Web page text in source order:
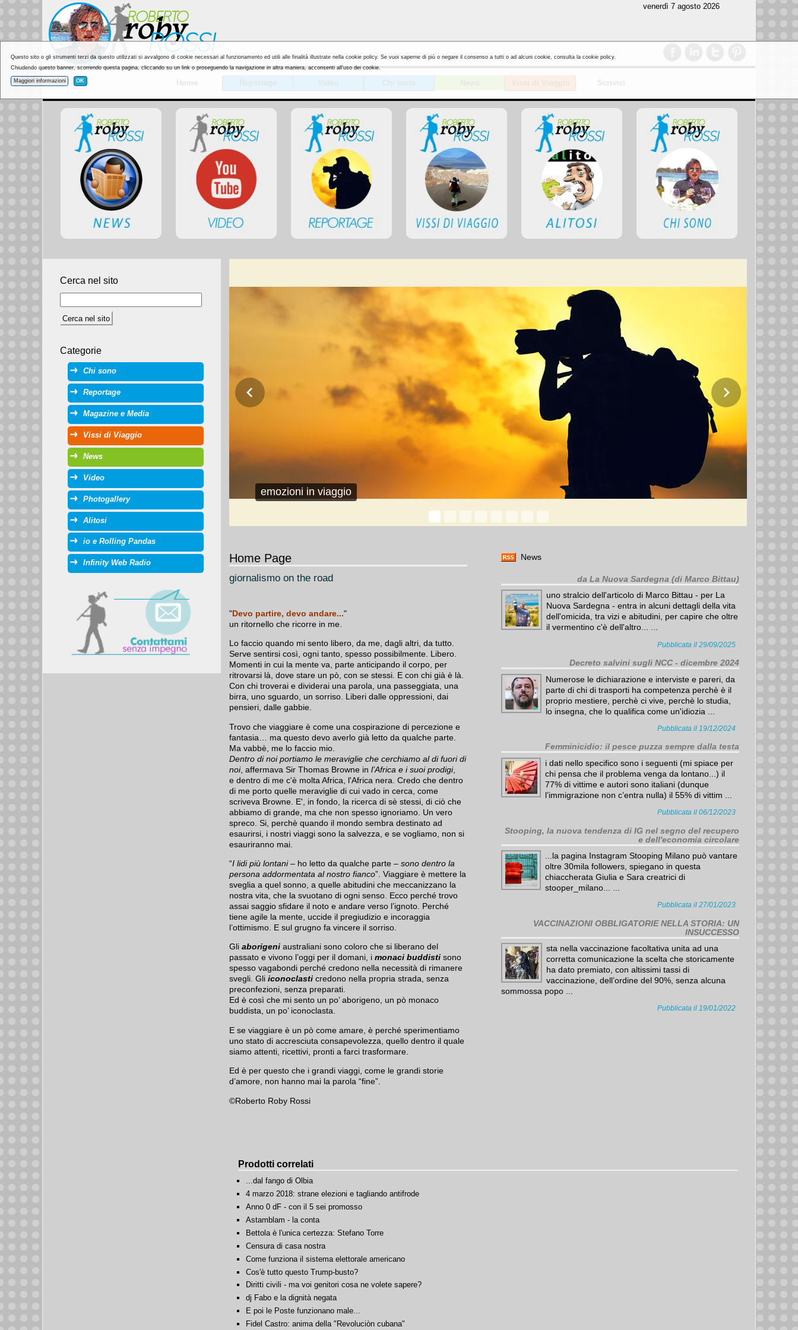
venerdì 7 agosto 2026
Home Scrivici
emozioni in viaggio
Home Page
giornalismo on the road
"Devo partire, devo andare..."
un ritornello che ricorre in me.
Lo faccio quando mi sento libero, da me, dagli altri, da tutto.
Serve sentirsi così, ogni tanto, spesso possibilmente. Libero.
Momenti in cui la mente va, parte anticipando il corpo, per
ritrovarsi là, dove stare un pò, con se stessi. E con chi già è là.
Con chi troverai e dividerai una parola, una passeggiata, una
birra, uno sguardo, un sorriso. Liberi dalle oppressioni, dai
pensieri, dalle gabbie.
Trovo che viaggiare è come una cospirazione di percezione e
fantasia… ma questo devo averlo già letto da qualche parte.
Ma vabbè, me lo faccio mio.
Dentro di noi portiamo le meraviglie che cerchiamo al di fuori di
noi, affermava Sir Thomas Browne inl’Africa e i suoi prodigi,
e dentro di me c'è molta Africa, l'Africa nera. Credo che dentro
di me porto quelle meraviglie di cui vado in cerca, come
scriveva Browne. E', in fondo, la ricerca di sè stessi, di ciò che
abbiamo di grande, ma che non spesso ignoriamo. Un vero
spreco. Si, perchè quando il mondo sembra destinato ad
esaurirsi, i nostri viaggi sono la salvezza, e se vogliamo, non si
esauriranno mai.
“I lidi più lontani– ho letto da qualche parte –sono dentro la
persona addormentata al nostro fianco”. Viaggiare è mettere la
sveglia a quel sonno, a quelle abitudini che meccanizzano la
nostra vita, che la svuotano di ogni senso. Ecco perché trovo
assai saggio sfidare il noto e andare verso l’ignoto. Perché
tiene agile la mente, uccide il pregiudizio e incoraggia
l’ottimismo. E sul grugno fa vincere il sorriso.
Gliaborigeni australiani sono coloro che si liberano del
passato e vivono l’oggi per il domani, imonaci buddisti sono
spesso vagabondi perché credono nella necessità di rimanere
svegli. Gliiconoclasti credono nella propria strada, senza
preconfezioni, senza preparati.
Ed è così che mi sento un po’ aborigeno, un pò monaco
buddista, un po’ iconoclasta.
E se viaggiare è un pò come amare, è perché sperimentiamo
uno stato di accresciuta consapevolezza, quello dentro il quale
siamo attenti, ricettivi, pronti a farci trasformare.
Ed è per questo che i grandi viaggi, come le grandi storie
d’amore, non hanno mai la parola “fine”.
©Roberto Roby Rossi
News
da La Nuova Sardegna (di Marco Bittau)
uno stralcio dell'articolo di Marco Bittau - per La
Nuova Sardegna - entra in alcuni dettagli della vita
dell'omicida, tra vizi e abitudini, per capire che oltre
il vermentino c'è dell'altro... ...
Pubblicata il 29/09/2025
Decreto salvini sugli NCC - dicembre 2024
Numerose le dichiarazione e interviste e pareri, da
parte di chi di trasporti ha competenza perchè è il
proprio mestiere, perchè ci vive, perchè lo studia,
lo insegna, che lo qualifica come un'idiozia ...
Pubblicata il 19/12/2024
Femminicidio: il pesce puzza sempre dalla testa
i dati nello specifico sono i seguenti (mi spiace per
chi pensa che il problema venga da lontano...) il
77% di vittime e autori sono italiani (dunque
l’immigrazione non c’entra nulla) il 55% di vittim ...
Pubblicata il 06/12/2023
Stooping, la nuova tendenza di IG nel segno del recupero
e dell'economia circolare
...la pagina Instagram Stooping Milano può vantare
oltre 30mila followers, spiegano in questa
chiaccherata Giulia e Sara creatrici di
stooper_milano... ...
Pubblicata il 27/01/2023
VACCINAZIONI OBBLIGATORIE NELLA STORIA: UN
INSUCCESSO
sta nella vaccinazione facoltativa unita ad una
corretta comunicazione la scelta che storicamente
ha dato premiato, con altissimi tassi di
vaccinazione, dell’ordine del 90%, senza alcuna
sommossa popo ...
Pubblicata il 19/01/2022
Prodotti correlati
...dal fango di Olbia
4 marzo 2018: strane elezioni e tagliando antifrode
Anno 0 dF - con il 5 sei promosso
Astamblam - la conta
Bettola è l'unica certezza: Stefano Torre
Censura di casa nostra
Come funziona il sistema elettorale americano
Cos'è tutto questo Trump-busto?
Diritti civili - ma voi genitori cosa ne volete sapere?
dj Fabo e la dignità negata
E poi le Poste funzionano male...
Fidel Castro: anima della "Revoluciòn cubana"
Cerca nel sito
Categorie
Chi sono
Reportage
Magazine e Media
Vissi di Viaggio
News
Video
Photogallery
Alitosi
io e Rolling Pandas
Infinity Web Radio
Questo sito o gli strumenti terzi da questo utilizzati si avvalgono di cookie necessari al funzionamento ed utili alle finalità illustrate nella cookie policy. Se vuoi saperne di più o negare il consenso a tutti o ad alcuni cookie, consulta la cookie policy.
Chiudendo questo banner, scorrendo questa pagina, cliccando su un link o proseguendo la navigazione in altra maniera, acconsenti all’uso dei cookie.
Maggiori informazioni OK